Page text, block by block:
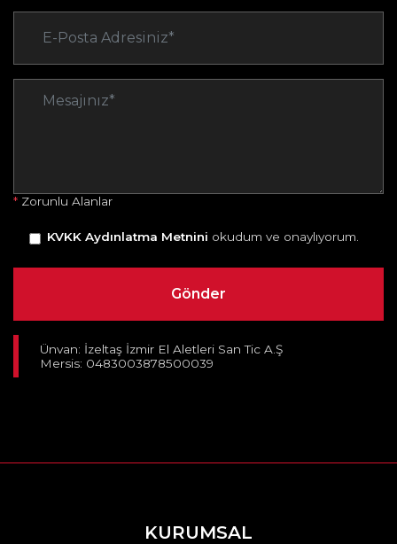
* Zorunlu Alanlar
KVKK Aydınlatma Metnini okudum ve onaylıyorum.
Ünvan: İzeltaş İzmir El Aletleri San Tic A.Ş
Mersis: 0483003878500039
KURUMSAL